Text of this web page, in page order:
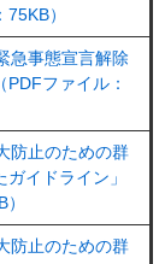
）
急事態宣言解除
ファイル：
防止のための群
イドライン」
防止のための群